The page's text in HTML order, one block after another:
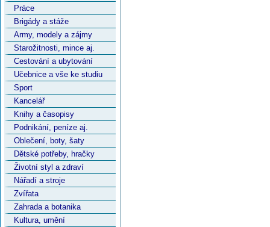
Práce
Brigády a stáže
Army, modely a zájmy
Starožitnosti, mince aj.
Cestování a ubytování
Učebnice a vše ke studiu
Sport
Kancelář
Knihy a časopisy
Podnikání, peníze aj.
Oblečení, boty, šaty
Dětské potřeby, hračky
Životní styl a zdraví
Nářadí a stroje
Zvířata
Zahrada a botanika
Kultura, umění